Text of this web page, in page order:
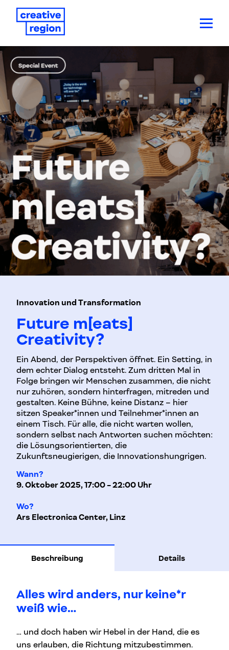
Innovation und Transformation
Future m[eats]
Creativity?
Ein Abend, der Perspektiven öffnet. Ein Setting, in
dem echter Dialog entsteht. Zum dritten Mal in
Folge bringen wir Menschen zusammen, die nicht
nur zuhören, sondern hinterfragen, mitreden und
gestalten. Keine Bühne, keine Distanz – hier
sitzen Speaker*innen und Teilnehmer*innen an
einem Tisch. Für alle, die nicht warten wollen,
sondern selbst nach Antworten suchen möchten:
die Lösungsorientierten, die
Zukunftsneugierigen, die Innovationshungrigen.
Wann?
9. Oktober 2025, 17:00 - 22:00 Uhr
Wo?
Ars Electronica Center, Linz
Beschreibung Details
Alles wird anders, nur keine*r
weiß wie…
… und doch haben wir Hebel in der Hand, die es
uns erlauben, die Richtung mitzubestimmen.